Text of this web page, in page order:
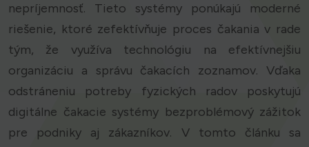
nepríjemnosť. Tieto systémy ponúkajú moderné
riešenie, ktoré zefektívňuje proces čakania v rade
tým, že využíva technológiu na efektívnejšiu
organizáciu a správu čakacích zoznamov. Vďaka
odstráneniu potreby fyzických radov poskytujú
digitálne čakacie systémy bezproblémový zážitok
pre podniky aj zákazníkov. V tomto článku sa